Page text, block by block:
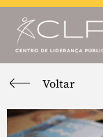
Voltar